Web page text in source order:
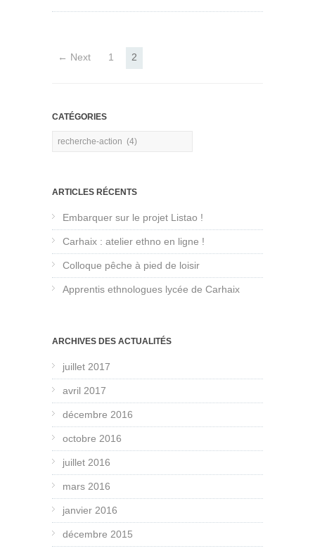
← Next 1 2
CATÉGORIES
Catégories
ARTICLES RÉCENTS
Embarquer sur le projet Listao !
Carhaix : atelier ethno en ligne !
Colloque pêche à pied de loisir
Apprentis ethnologues lycée de Carhaix
ARCHIVES DES ACTUALITÉS
juillet 2017
avril 2017
décembre 2016
octobre 2016
juillet 2016
mars 2016
janvier 2016
décembre 2015